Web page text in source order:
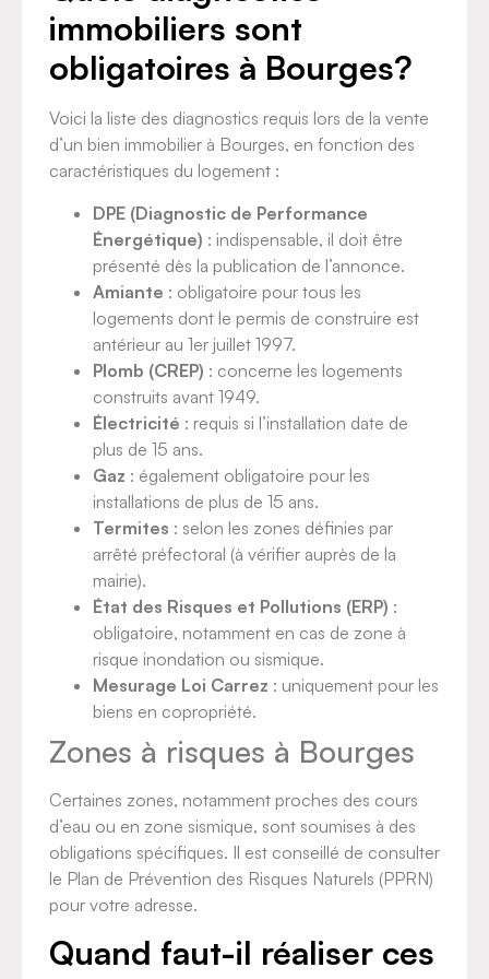
immobiliers sont
obligatoires à Bourges?
Voici la liste des diagnostics requis lors de la vente
d’un bien immobilier à Bourges, en fonction des
caractéristiques du logement :
DPE (Diagnostic de Performance
Énergétique) : indispensable, il doit être
présenté dès la publication de l’annonce.
Amiante : obligatoire pour tous les
logements dont le permis de construire est
antérieur au 1er juillet 1997.
Plomb (CREP) : concerne les logements
construits avant 1949.
Électricité : requis si l’installation date de
plus de 15 ans.
Gaz : également obligatoire pour les
installations de plus de 15 ans.
Termites : selon les zones définies par
arrêté préfectoral (à vérifier auprès de la
mairie).
État des Risques et Pollutions (ERP) :
obligatoire, notamment en cas de zone à
risque inondation ou sismique.
Mesurage Loi Carrez : uniquement pour les
biens en copropriété.
Zones à risques à Bourges
Certaines zones, notamment proches des cours
d’eau ou en zone sismique, sont soumises à des
obligations spécifiques. Il est conseillé de consulter
le Plan de Prévention des Risques Naturels (PPRN)
pour votre adresse.
Quand faut-il réaliser ces